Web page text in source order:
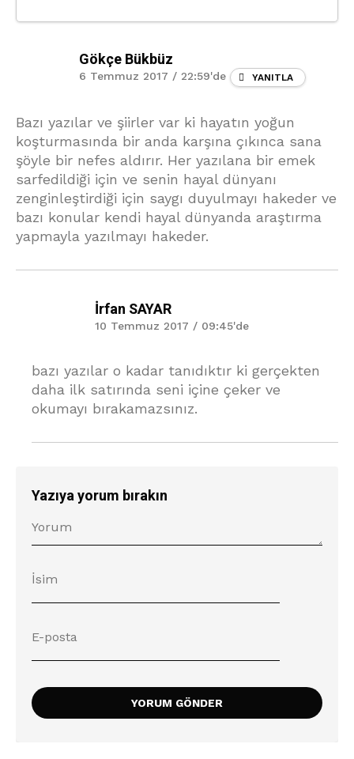
Gökçe Bükbüz
6 Temmuz 2017 / 22:59'de YANITLA
Bazı yazılar ve şiirler var ki hayatın yoğun
koşturmasında bir anda karşına çıkınca sana
şöyle bir nefes aldırır. Her yazılana bir emek
sarfedildiği için ve senin hayal dünyanı
zenginleştirdiği için saygı duyulmayı hakeder ve
bazı konular kendi hayal dünyanda araştırma
yapmayla yazılmayı hakeder.
İrfan SAYAR
10 Temmuz 2017 / 09:45'de
bazı yazılar o kadar tanıdıktır ki gerçekten
daha ilk satırında seni içine çeker ve
okumayı bırakamazsınız.
Yazıya yorum bırakın